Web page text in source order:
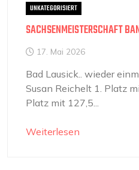
UNKATEGORISIERT
SACHSENMEISTERSCHAFT
17. Mai 2026
Bad Lausick.. wieder
Susan Reichelt 1. Platz
Platz mit 127,5...
Weiterlesen